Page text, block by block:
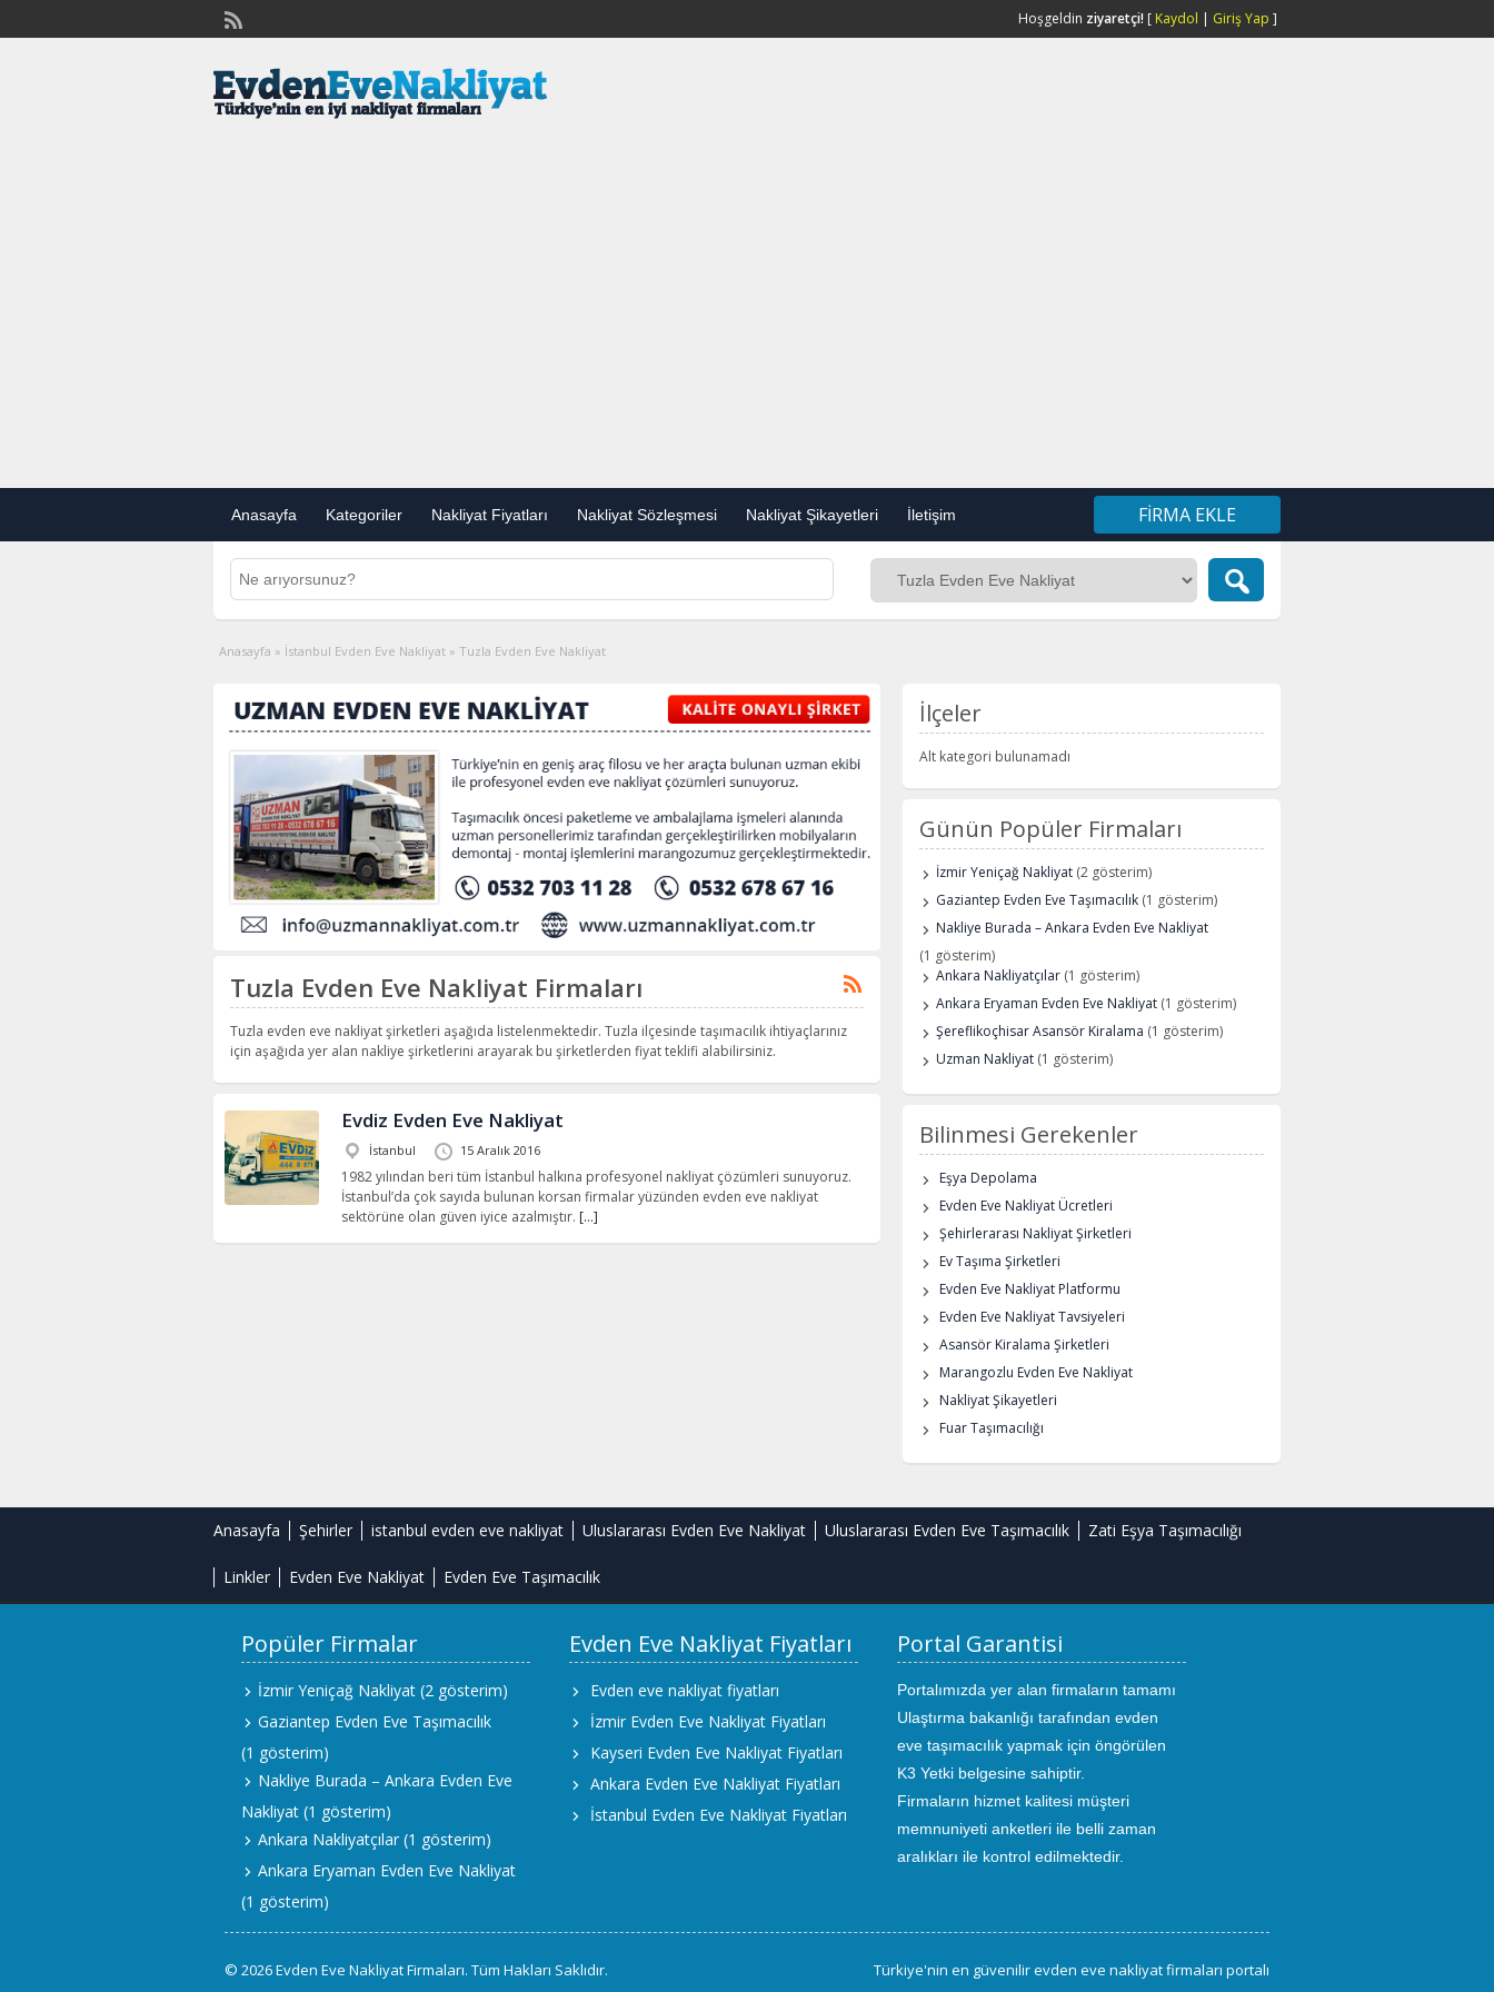
Hoşgeldin ziyaretçi! [ Kaydol | Giriş Yap ]
Anasayfa Kategoriler Nakliyat Fiyatları Nakliyat Sözleşmesi Nakliyat Şikayetleri İletişim FIRMA EKLE
Anasayfa » İstanbul Evden Eve Nakliyat » Tuzla Evden Eve Nakliyat
Tuzla Evden Eve Nakliyat Firmaları
Tuzla evden eve nakliyat şirketleri aşağıda listelenmektedir. Tuzla ilçesinde taşımacılık ihtiyaçlarınız
için aşağıda yer alan nakliye şirketlerini arayarak bu şirketlerden fiyat teklifi alabilirsiniz.
Evdiz Evden Eve Nakliyat
İstanbul 15 Aralık 2016
1982 yılından beri tüm İstanbul halkına profesyonel nakliyat çözümleri sunuyoruz.
İstanbul’da çok sayıda bulunan korsan firmalar yüzünden evden eve nakliyat
sektörüne olan güven iyice azalmıştır. […]
İlçeler
Alt kategori bulunamadı
Günün Popüler Firmaları
İzmir Yeniçağ Nakliyat (2 gösterim)
Gaziantep Evden Eve Taşımacılık (1 gösterim)
Nakliye Burada – Ankara Evden Eve Nakliyat
(1 gösterim)
Ankara Nakliyatçılar (1 gösterim)
Ankara Eryaman Evden Eve Nakliyat (1 gösterim)
Şereflikoçhisar Asansör Kiralama (1 gösterim)
Uzman Nakliyat (1 gösterim)
Bilinmesi Gerekenler
Eşya Depolama
Evden Eve Nakliyat Ücretleri
Şehirlerarası Nakliyat Şirketleri
Ev Taşıma Şirketleri
Evden Eve Nakliyat Platformu
Evden Eve Nakliyat Tavsiyeleri
Asansör Kiralama Şirketleri
Marangozlu Evden Eve Nakliyat
Nakliyat Şikayetleri
Fuar Taşımacılığı
Anasayfa Şehirler istanbul evden eve nakliyat Uluslararası Evden Eve Nakliyat Uluslararası Evden Eve Taşımacılık Zati Eşya Taşımacılığı
Linkler Evden Eve Nakliyat Evden Eve Taşımacılık
Popüler Firmalar
İzmir Yeniçağ Nakliyat (2 gösterim)
Gaziantep Evden Eve Taşımacılık
(1 gösterim)
Nakliye Burada – Ankara Evden Eve
Nakliyat (1 gösterim)
Ankara Nakliyatçılar (1 gösterim)
Ankara Eryaman Evden Eve Nakliyat
(1 gösterim)
Evden Eve Nakliyat Fiyatları
Evden eve nakliyat fiyatları
İzmir Evden Eve Nakliyat Fiyatları
Kayseri Evden Eve Nakliyat Fiyatları
Ankara Evden Eve Nakliyat Fiyatları
İstanbul Evden Eve Nakliyat Fiyatları
Portal Garantisi
Portalımızda yer alan firmaların tamamı
Ulaştırma bakanlığı tarafından evden
eve taşımacılık yapmak için öngörülen
K3 Yetki belgesine sahiptir.
Firmaların hizmet kalitesi müşteri
memnuniyeti anketleri ile belli zaman
aralıkları ile kontrol edilmektedir.
© 2026 Evden Eve Nakliyat Firmaları. Tüm Hakları Saklıdır. Türkiye'nin en güvenilir evden eve nakliyat firmaları portalı